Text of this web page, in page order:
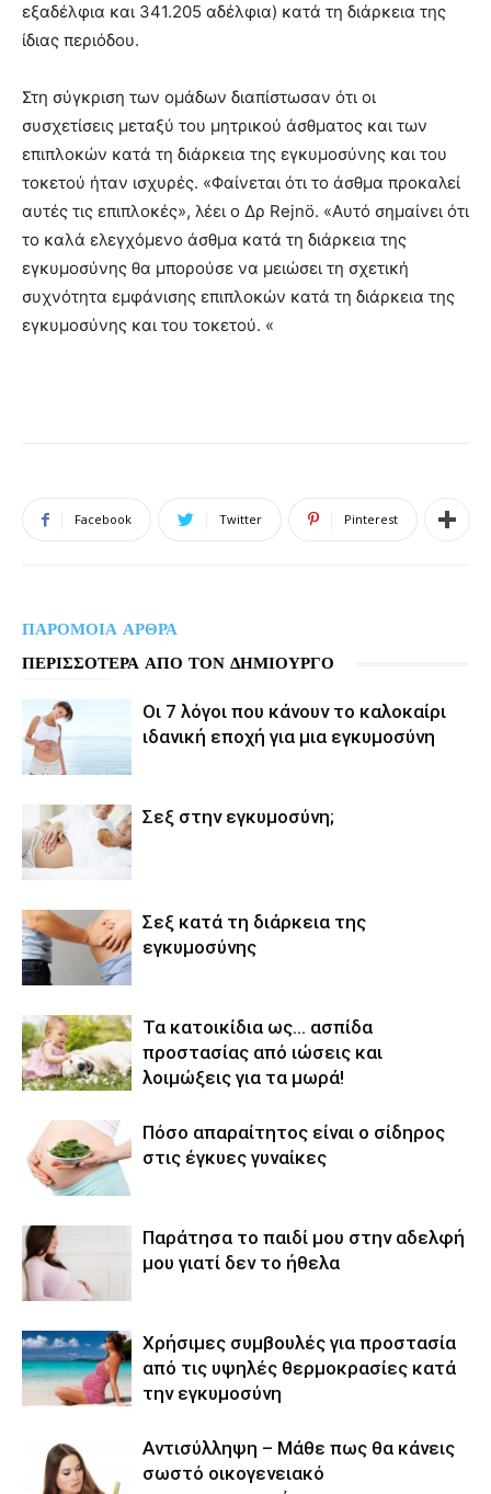
εξαδέλφια και 341.205 αδέλφια) κατά τη διάρκεια της
ίδιας περιόδου.
Στη σύγκριση των ομάδων διαπίστωσαν ότι οι
συσχετίσεις μεταξύ του μητρικού άσθματος και των
επιπλοκών κατά τη διάρκεια της εγκυμοσύνης και του
τοκετού ήταν ισχυρές. «Φαίνεται ότι το άσθμα προκαλεί
αυτές τις επιπλοκές», λέει ο Δρ Rejnö. «Αυτό σημαίνει ότι
το καλά ελεγχόμενο άσθμα κατά τη διάρκεια της
εγκυμοσύνης θα μπορούσε να μειώσει τη σχετική
συχνότητα εμφάνισης επιπλοκών κατά τη διάρκεια της
εγκυμοσύνης και του τοκετού. «
Facebook Twitter Pinterest
ΠΑΡΟΜΟΙΑ ΑΡΘΡΑ
ΠΕΡΙΣΣΟΤΕΡΑ ΑΠΟ ΤΟΝ ΔΗΜΙΟΥΡΓΟ
Οι 7 λόγοι που κάνουν το καλοκαίρι
ιδανική εποχή για μια εγκυμοσύνη
Σεξ στην εγκυμοσύνη;
Σεξ κατά τη διάρκεια της
εγκυμοσύνης
Τα κατοικίδια ως… ασπίδα
προστασίας από ιώσεις και
λοιμώξεις για τα μωρά!
Πόσο απαραίτητος είναι ο σίδηρος
στις έγκυες γυναίκες
Παράτησα το παιδί μου στην αδελφή
μου γιατί δεν το ήθελα
Χρήσιμες συμβουλές για προστασία
από τις υψηλές θερμοκρασίες κατά
την εγκυμοσύνη
Αντισύλληψη – Μάθε πως θα κάνεις
σωστό οικογενειακό